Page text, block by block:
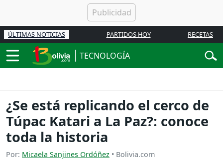
ÚLTIMAS NOTICIAS PARTIDOS HOY RECETAS
TECNOLOGÍA
¿Se está replicando el cerco de
Túpac Katari a La Paz?: conoce
toda la historia
Por: Micaela Sanjines Ordóñez • Bolivia.com